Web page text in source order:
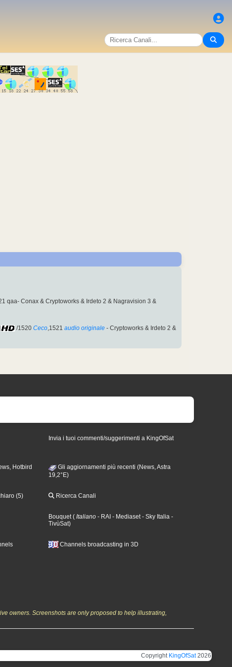
qaa- Conax & Cryptoworks & Irdeto 2 & Nagravision 3 &
/1520 Ceco ,1521 audio originale - Cryptoworks & Irdeto 2 &
Invia i tuoi commenti/suggerimenti a KingOfSat
Hotbird
Gli aggiornamenti più recenti (News, Astra
19,2°E)
(5) Ricerca Canali
Bouquet ( Italiano - RAI - Mediaset - Sky Italia -
TivùSat)
Channels broadcasting in 3D
owners. Screenshots are only proposed to help illustrating,
Copyright KingOfSat2026